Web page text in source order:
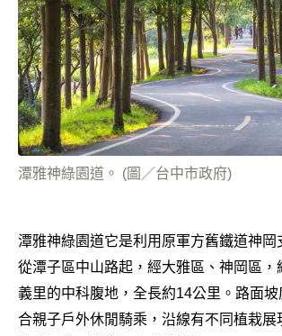
潭雅神綠園道。 (圖／台中市政府)
潭雅神綠園道它是利用原軍方舊鐵道神岡
從潭子區中山路起，經大雅區、神岡區，
義里的中科腹地，全長約14公里。路面
合親子戶外休閒騎乘，沿線有不同植栽展